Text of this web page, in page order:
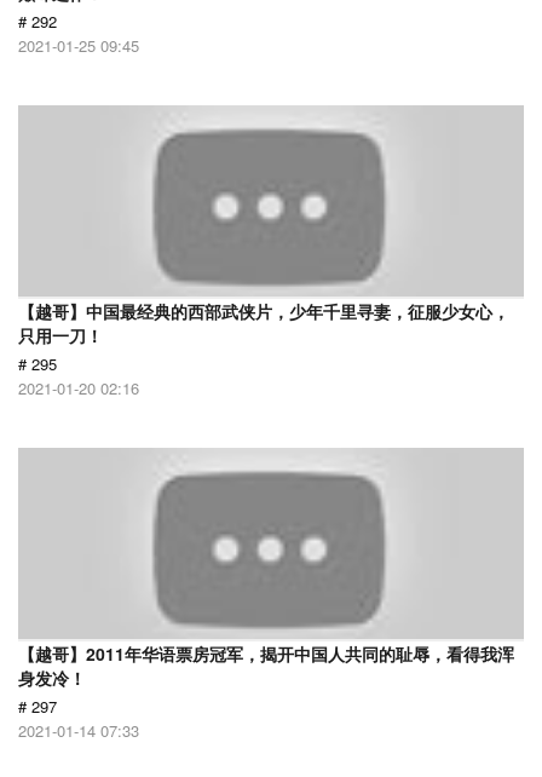
# 292
2021-01-25 09:45
【越哥】中国最经典的西部武侠片，少年千里寻妻，征服少女心，
只用一刀！
# 295
2021-01-20 02:16
【越哥】2011年华语票房冠军，揭开中国人共同的耻辱，看得我浑
身发冷！
# 297
2021-01-14 07:33